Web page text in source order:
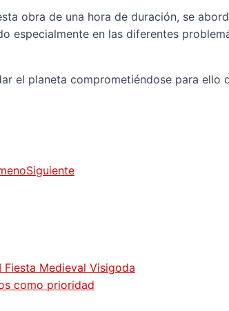
obra de una hora de duración, se
especialmente en las diferentes
el planeta comprometiéndose para ello
Siguiente
Medieval Visigoda
como prioridad